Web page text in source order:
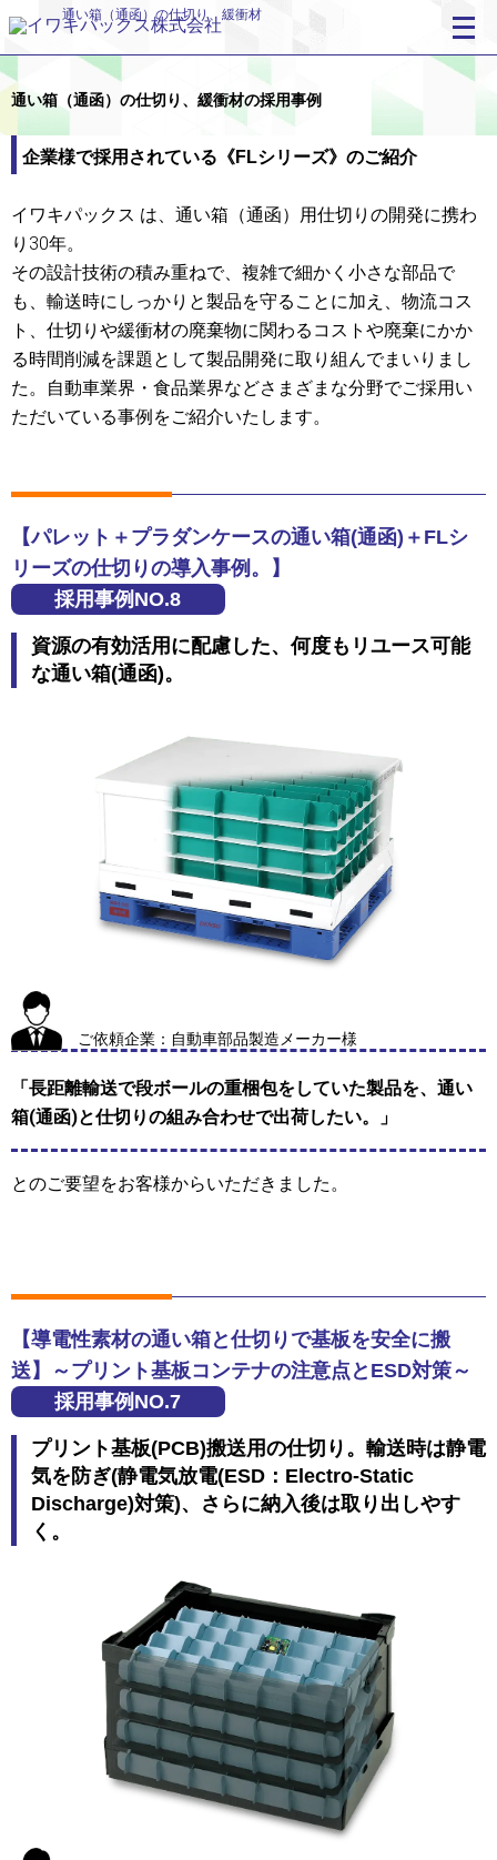
通い箱（通函）の仕切り、緩衝材
通い箱（通函）の仕切り、緩衝材の採用事例
企業様で採用されている《FLシリーズ》のご紹介
イワキパックス は、通い箱（通函）用仕切りの開発に携わ
り30年。
その設計技術の積み重ねで、複雑で細かく小さな部品で
も、輸送時にしっかりと製品を守ることに加え、物流コス
ト、仕切りや緩衝材の廃棄物に関わるコストや廃棄にかか
る時間削減を課題として製品開発に取り組んでまいりまし
た。自動車業界・食品業界などさまざまな分野でご採用い
ただいている事例をご紹介いたします。
【パレット＋プラダンケースの通い箱(通函)＋FLシ
リーズの仕切りの導入事例。】
採用事例NO.8
資源の有効活用に配慮した、何度もリユース可能
な通い箱(通函)。
ご依頼企業：自動車部品製造メーカー様
「長距離輸送で段ボールの重梱包をしていた製品を、通い
箱(通函)と仕切りの組み合わせで出荷したい。」
とのご要望をお客様からいただきました。
【導電性素材の通い箱と仕切りで基板を安全に搬
送】～プリント基板コンテナの注意点とESD対策～
採用事例NO.7
プリント基板(PCB)搬送用の仕切り。輸送時は静電
気を防ぎ(静電気放電(ESD：Electro-Static
Discharge)対策)、さらに納入後は取り出しやす
く。